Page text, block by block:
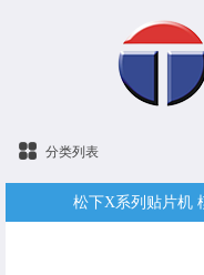
分类列表
松下X系列贴片机